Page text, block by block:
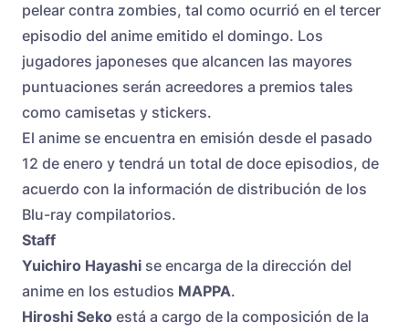
pelear contra zombies, tal como ocurrió en el tercer
episodio del anime emitido el domingo. Los
jugadores japoneses que alcancen las mayores
puntuaciones serán acreedores a premios tales
como camisetas y stickers.
El anime se encuentra en emisión desde el pasado
12 de enero y tendrá un total de doce episodios, de
acuerdo con la información de distribución de los
Blu-ray compilatorios.
Staff
Yuichiro Hayashi se encarga de la dirección del
anime en los estudios MAPPA.
Hiroshi Seko está a cargo de la composición de la